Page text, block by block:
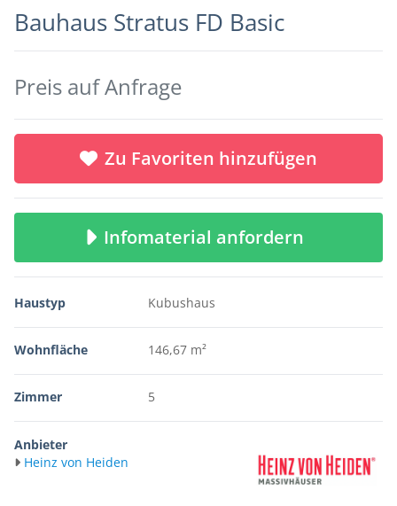
Bauhaus Stratus FD Basic
Preis auf Anfrage
Zu Favoriten hinzufügen
Infomaterial anfordern
Haustyp Kubushaus
Wohnfläche 146,67 m²
Zimmer 5
Anbieter
Heinz von Heiden